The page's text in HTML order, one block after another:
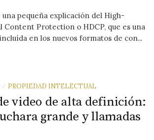
pequeña explicación del High-
Content Protection o HDCP, que es una
en los nuevos formatos de con...
/ PROPIEDAD INTELECTUAL
video de alta definición:
grande y llamadas